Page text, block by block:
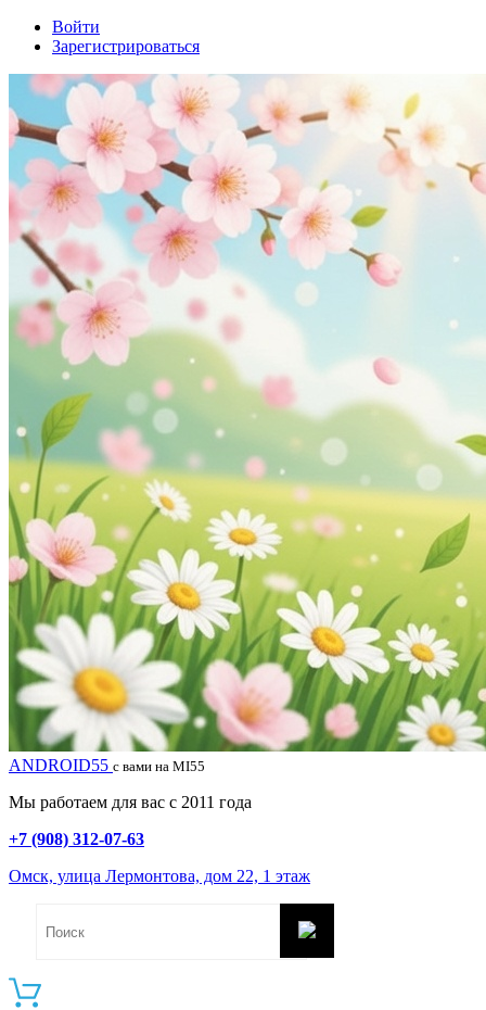
Войти
Зарегистрироваться
ANDROID55 с вами на MI55
Мы работаем для вас с 2011 года
+7 (908) 312-07-63
Омск, улица Лермонтова, дом 22, 1 этаж